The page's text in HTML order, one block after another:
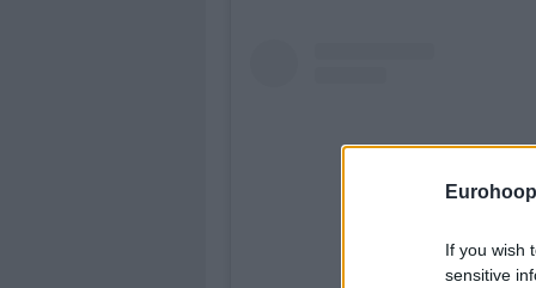
If you wish
sensitive